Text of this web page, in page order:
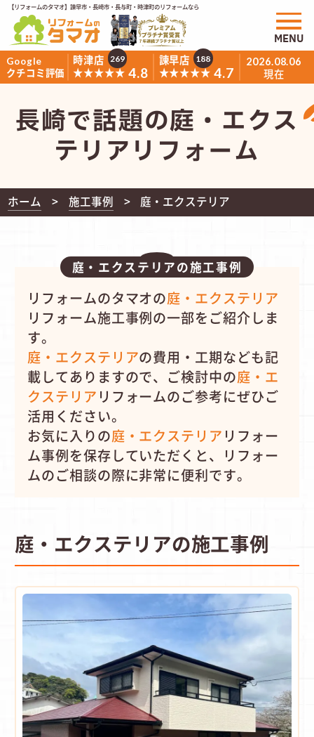
【リフォームのタマオ】諫早市・長崎市・長与町・時津町のリフォームなら
Google
クチコミ評価
時津店
★★★★★ 4.8
269
諫早店
★★★★★ 4.7
188 2026.08.06
現在
MENU
長崎で話題の庭・エクス
テリアリフォーム
ホーム 施工事例 庭・エクステリア
庭・エクステリアの施工事例
リフォームのタマオの庭・エクステリア
リフォーム施工事例の一部をご紹介しま
す。
庭・エクステリアの費用・工期なども記
載してありますので、 ご検討中の庭・エ
クステリア リフォームのご参考にぜひご
活用ください。
お気に入りの庭・エクステリア リフォー
ム事例を保存していただくと、リフォー
ムのご相談の際に非常に便利です。
庭・エクステリアの施工事例